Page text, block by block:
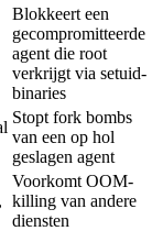
Blokkeert een
gecompromitteerde
agent die root
verkrijgt via setuid-
binaries
Stopt fork bombs
van een op hol
geslagen agent
Voorkomt OOM-
killing van andere
diensten